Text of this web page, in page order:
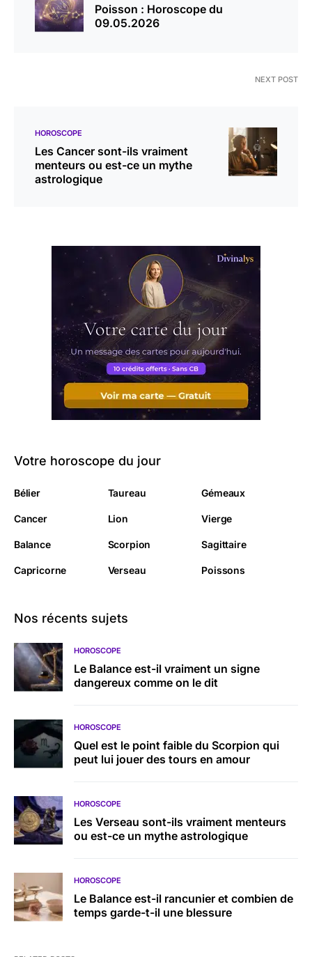
Poisson : Horoscope du
09.05.2026
NEXT POST
HOROSCOPE
Les Cancer sont-ils vraiment
menteurs ou est-ce un mythe
astrologique
Votre horoscope du jour
Bélier Taureau Gémeaux
Cancer Lion Vierge
Balance Scorpion Sagittaire
Capricorne Verseau Poissons
Nos récents sujets
HOROSCOPE
Le Balance est-il vraiment un signe
dangereux comme on le dit
HOROSCOPE
Quel est le point faible du Scorpion qui
peut lui jouer des tours en amour
HOROSCOPE
Les Verseau sont-ils vraiment menteurs
ou est-ce un mythe astrologique
HOROSCOPE
Le Balance est-il rancunier et combien de
temps garde-t-il une blessure